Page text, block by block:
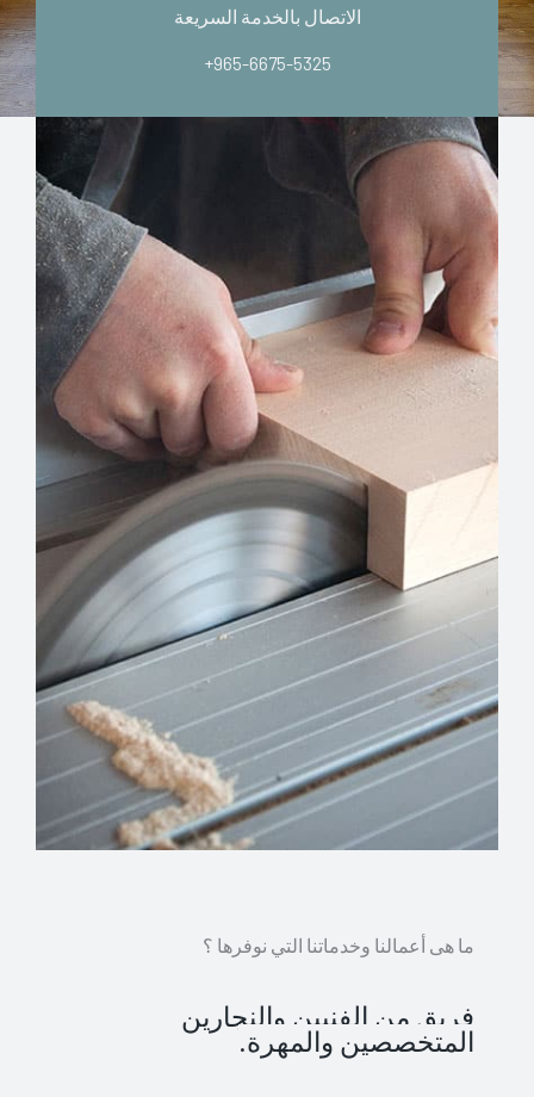
الاتصال بالخدمة السريعة
+965-6675-5325
ما هى أعمالنا وخدماتنا التي نوفرها ؟
فريق من الفنيين والنجارين
المتخصصين والمهرة.